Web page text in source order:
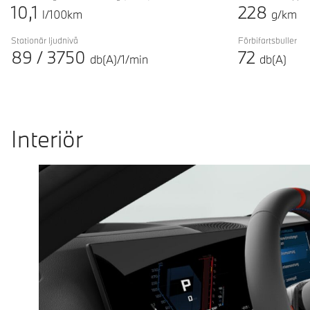
10,1 l/100km 228 g/km
Stationär ljudnivå
89 / 3750 db(A)/1/min
Förbifartsbuller
72 db(A)
Interiör